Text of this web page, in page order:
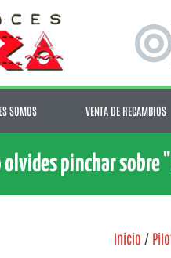
SOMOS VENTA DE RECAMBIOS
pinchar sobre
Inicio /